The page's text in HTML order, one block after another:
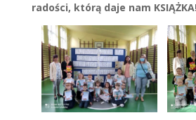
radości, którą daje nam